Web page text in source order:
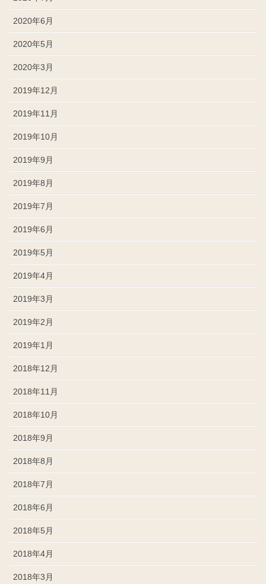
2020年6月
2020年5月
2020年3月
2019年12月
2019年11月
2019年10月
2019年9月
2019年8月
2019年7月
2019年6月
2019年5月
2019年4月
2019年3月
2019年2月
2019年1月
2018年12月
2018年11月
2018年10月
2018年9月
2018年8月
2018年7月
2018年6月
2018年5月
2018年4月
2018年3月